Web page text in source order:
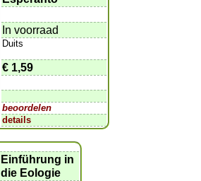
In voorraad
Duits
€ 1,59
beoordelen
details
Einführung in
die Eologie